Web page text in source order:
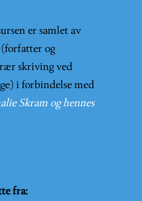
er samlet av
og
skriving ved
i forbindelse med
Skram og hennes
fra: